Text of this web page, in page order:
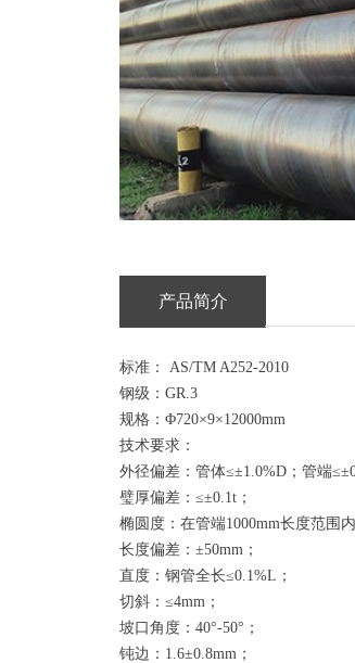
标准： AS/TM A252-2010
钢级：GR.3
规格：Φ720×9×12000mm
技术要求：
外径偏差：管体≤±1.0%D；管端
璧厚偏差：≤±0.1t；
椭圆度：在管端1000mm长度范围
长度偏差：±50mm；
直度：钢管全长≤0.1%L；
切斜：≤4mm；
坡口角度：40°-50°；
钝边：1.6±0.8mm；
产品简介